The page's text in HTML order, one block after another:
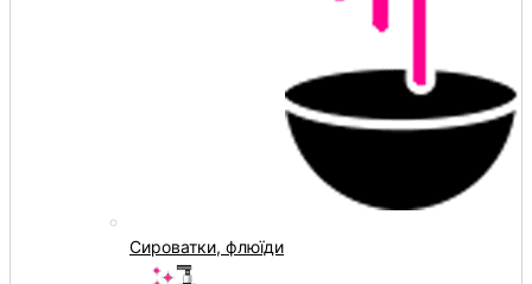
Сироватки, флюїди